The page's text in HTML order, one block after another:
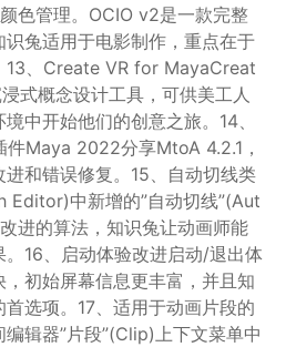
色管理。OCIO v2是一款完整
兔适用于电影制作，重点在于
13、Create VR for MayaCreat
式概念设计工具，可供美工人
中开始他们的创意之旅。14、
Maya 2022分享MtoA 4.2.1，
和错误修复。15、自动切线类
Editor)中新增的”自动切线”(Aut
进的算法，知识兔让动画师能
16、启动体验改进启动/退出体
初始屏幕信息更丰富，并且知
选项。17、适用于动画片段的
辑器”片段”(Clip)上下文菜单中